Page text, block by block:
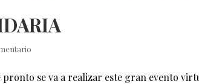
se va a realizar este gran evento